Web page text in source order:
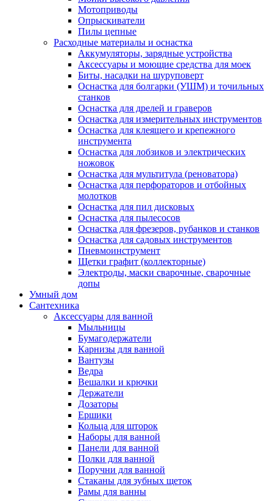
Мотоприводы
Опрыскиватели
Пилы цепные
Расходные материалы и оснастка
Аккумуляторы, зарядные устройства
Аксессуары и моющие средства для моек
Биты, насадки на шуруповерт
Оснастка для болгарки (УШМ) и точильных
станков
Оснастка для дрелей и граверов
Оснастка для измерительных инструментов
Оснастка для клеящего и крепежного
инструмента
Оснастка для лобзиков и электрических
ножовок
Оснастка для мультитула (реноватора)
Оснастка для перфораторов и отбойных
молотков
Оснастка для пил дисковых
Оснастка для пылесосов
Оснастка для фрезеров, рубанков и станков
Оснастка для садовых инструментов
Пневмоинструмент
Щетки графит (коллекторные)
Электроды, маски сварочные, сварочные
допы
Умный дом
Сантехника
Аксессуары для ванной
Мыльницы
Бумагодержатели
Карнизы для ванной
Вантузы
Ведра
Вешалки и крючки
Держатели
Дозаторы
Ершики
Кольца для шторок
Наборы для ванной
Панели для ванной
Полки для ванной
Поручни для ванной
Стаканы для зубных щеток
Рамы для ванны